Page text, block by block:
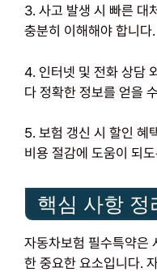
3. 사고 발생 시 빠른 대
충분히 이해해야 합니다.
4. 인터넷 및 전화 상담
다 정확한 정보를 얻을
5. 보험 갱신 시 할인 혜
비용 절감에 도움이 되
핵심 사항 정
자동차보험 필수특약은
한 중요한 요소입니다.